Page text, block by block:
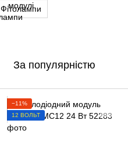
Фітолампи
За популярністю
−11%
12 ВОЛЬТ